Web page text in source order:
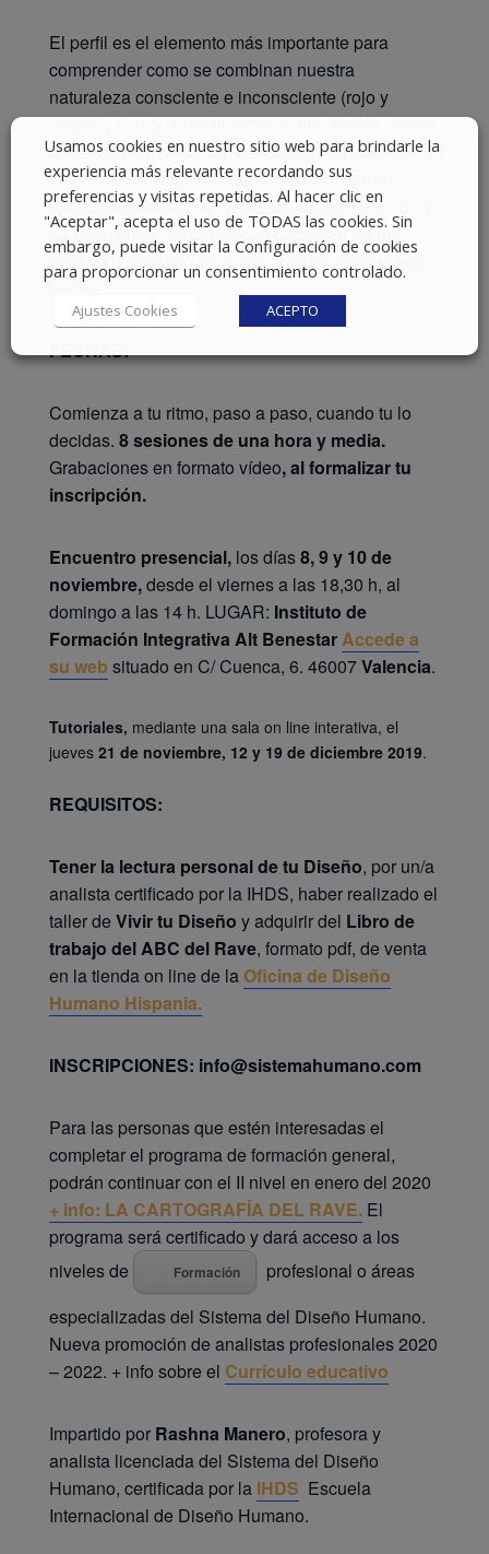
El perfil es el elemento más importante para
comprender como se combinan nuestra
naturaleza consciente e inconsciente (rojo y
negro) y con qué habilidades o dificultades vamos
a manejar los mecanismos que definen nuestra
impronta diferenciada. También nos mostrará
nuestra forma natural de presentarnos al mundo y
de orientarnos, sin tener que depender de un
modelo prestado o prototipo que difícilmente nos
encaja.
FECHAS:
Comienza a tu ritmo, paso a paso, cuando tu lo
decidas. 8 sesiones de una hora y media.
Grabaciones en formato vídeo, al formalizar tu
inscripción.
Encuentro presencial, los días8, 9 y 10 de
noviembre,desde el viernes a las 18,30 h, al
domingo a las 14 h. LUGAR: Instituto de
Formación Integrativa Alt BenestarAccede a
su web situado en C/ Cuenca, 6. 46007Valencia.
Tutoriales, mediante una sala on line interativa, el
jueves 21 de noviembre, 12 y 19 de diciembre 2019.
REQUISITOS:
Tener la lectura personal de tu Diseño, por un/a
analista certificado por la IHDS, haber realizado el
taller de Vivir tu Diseño y adquirir del Libro de
trabajo del ABC del Rave, formato pdf, de venta
en la tienda on line de laOficina de Diseño
Humano Hispania.
INSCRIPCIONES: info@sistemahumano.com
Para las personas que estén interesadas el
completar el programa de formación general,
podrán continuar con el II nivel en enero del 2020
+ info: LA CARTOGRAFÍA DEL RAVE.El
programa será certificado y dará acceso a los
niveles de
Formación
profesional o áreas
especializadas del Sistema del Diseño Humano.
Nueva promoción de analistas profesionales 2020
– 2022. + info sobre el Currículo educativo
Impartido por Rashna Manero, profesora y
analista licenciada del Sistema del Diseño
Humano, certificada por la IHDS Escuela
Internacional de Diseño Humano.
Usamos cookies en nuestro sitio web para brindarle la
experiencia más relevante recordando sus
preferencias y visitas repetidas. Al hacer clic en
"Aceptar", acepta el uso de TODAS las cookies. Sin
embargo, puede visitar la Configuración de cookies
para proporcionar un consentimiento controlado.
Ajustes Cookies ACEPTO